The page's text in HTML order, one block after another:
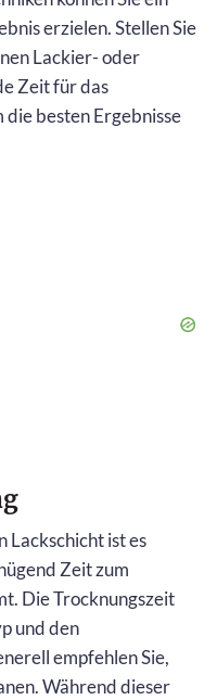
erzielen. Stellen Sie
Lackier- oder
Zeit für das
besten Ergebnisse
Lackschicht ist es
Zeit zum
Die Trocknungszeit
und den
empfehlen Sie,
Während dieser